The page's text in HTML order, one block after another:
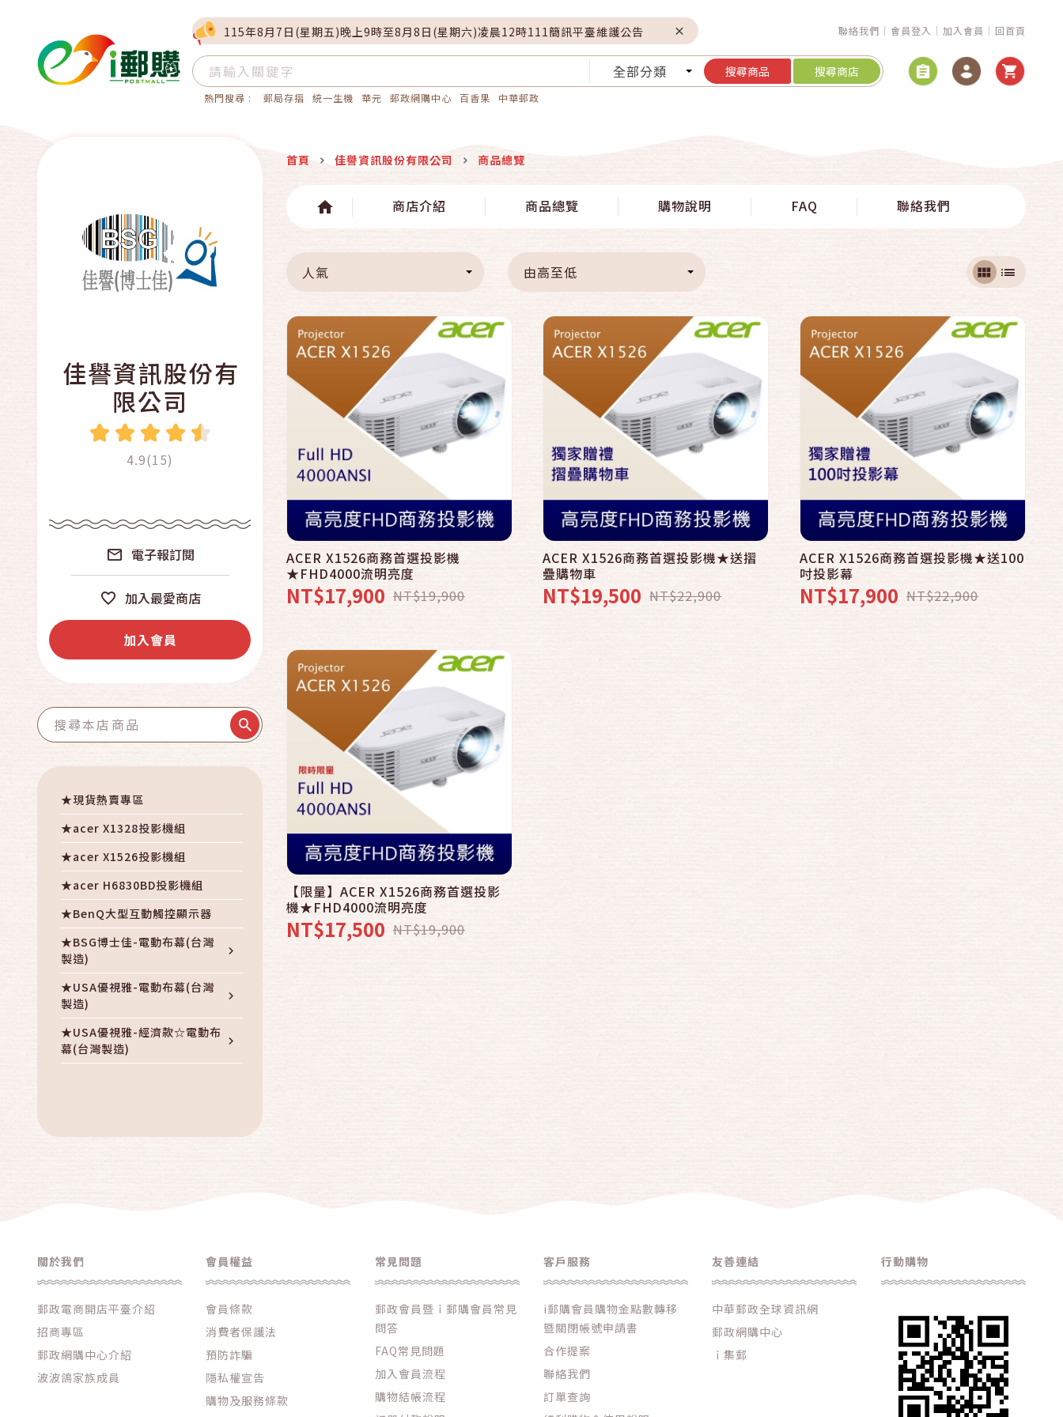
115年8月7日(星期五)晚上9時至8月8日(星期六)凌晨12時111簡訊平臺維護公告 聯絡我們 會員登入 加入會員 回首頁
全部分類 搜尋商品 搜尋商店
熱門搜尋 : 郵局存摺 統一生機 華元 郵政網購中心 百香果 中華郵政
佳譽資訊股份有
限公司
4.9(15)
電子報訂閱
加入最愛商店
加入會員
★現貨熱賣專區
★acer X1328投影機組
★acer X1526投影機組
★acer H6830BD投影機組
★BenQ大型互動觸控顯示器
★BSG博士佳-電動布幕(台灣
製造)
★USA優視雅-電動布幕(台灣
製造)
★USA優視雅-經濟款☆電動布
幕(台灣製造)
★acer X1328WH投影機組
★Panasonic PT-VX610T投影機
組
★布幕限時特惠價
★店長推薦每日特價好物
2025年投影機推薦
首頁 佳譽資訊股份有限公司 商品總覽
商店介紹 商品總覽 購物說明 FAQ 聯絡我們
人氣 由高至低
ACER X1526商務首選投影機
★FHD4000流明亮度
NT$17,900 NT$19,900
ACER X1526商務首選投影機★送摺
疊購物車
NT$19,500 NT$22,900
ACER X1526商務首選投影機★送100
吋投影幕
NT$17,900 NT$22,900
快速結帳
加入購物車
【限量】ACER X1526商務首選投影
機★FHD4000流明亮度
NT$17,500 NT$19,900
關於我們
郵政電商開店平臺介紹
招商專區
郵政網購中心介紹
波波鴿家族成員
會員權益
會員條款
消費者保護法
預防詐騙
隱私權宣告
購物及服務條款
常見問題
郵政會員暨ｉ郵購會員常見
問答
FAQ常見問題
加入會員流程
購物結帳流程
客戶服務
i郵購會員購物金點數轉移
暨關閉帳號申請書
合作提案
聯絡我們
訂單查詢
友善連結
中華郵政全球資訊網
郵政網購中心
ｉ集郵
行動購物